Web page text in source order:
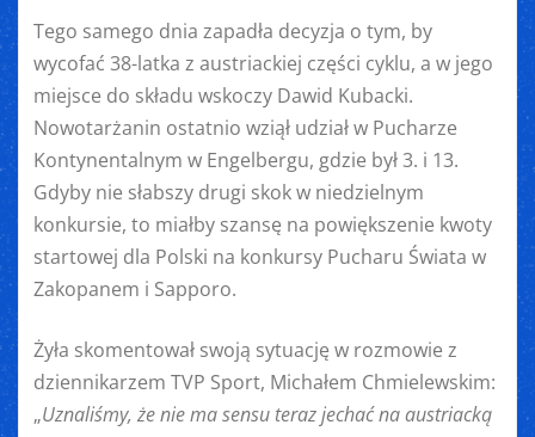
Tego samego dnia zapadła decyzja o tym, by
wycofać 38-latka z austriackiej części cyklu, a w jego
miejsce do składu wskoczy Dawid Kubacki.
Nowotarżanin ostatnio wziął udział w Pucharze
Kontynentalnym w Engelbergu, gdzie był 3. i 13.
Gdyby nie słabszy drugi skok w niedzielnym
konkursie, to miałby szansę na powiększenie kwoty
startowej dla Polski na konkursy Pucharu Świata w
Zakopanem i Sapporo.
Żyła skomentował swoją sytuację w rozmowie z
dziennikarzem TVP Sport, Michałem Chmielewskim:
„Uznaliśmy, że nie ma sensu teraz jechać na austriacką